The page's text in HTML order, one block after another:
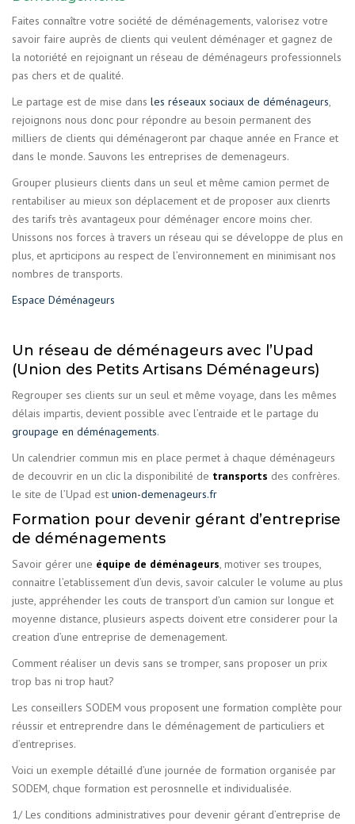
Faites connaître votre société de déménagements, valorisez votre
savoir faire auprès de clients qui veulent déménager et gagnez de
la notoriété en rejoignant un réseau de déménageurs professionnels
pas chers et de qualité.
Le partage est de mise dans les réseaux sociaux de déménageurs,
rejoignons nous donc pour répondre au besoin permanent des
milliers de clients qui déménageront par chaque année en France et
dans le monde. Sauvons les entreprises de demenageurs.
Grouper plusieurs clients dans un seul et même camion permet de
rentabiliser au mieux son déplacement et de proposer aux clienrts
des tarifs très avantageux pour déménager encore moins cher.
Unissons nos forces à travers un réseau qui se développe de plus en
plus, et aprticipons au respect de l’environnement en minimisant nos
nombres de transports.
Espace Déménageurs
Un réseau de déménageurs avec l’Upad
(Union des Petits Artisans Déménageurs)
Regrouper ses clients sur un seul et même voyage, dans les mêmes
délais impartis, devient possible avec l’entraide et le partage du
groupage en déménagements.
Un calendrier commun mis en place permet à chaque déménageurs
de decouvrir en un clic la disponibilité de transports des confrères.
le site de l’Upad est union-demenageurs.fr
Formation pour devenir gérant d’entreprise
de déménagements
Savoir gérer une équipe de déménageurs, motiver ses troupes,
connaitre l’etablissement d’un devis, savoir calculer le volume au plus
juste, appréhender les couts de transport d’un camion sur longue et
moyenne distance, plusieurs aspects doivent etre considerer pour la
creation d’une entreprise de demenagement.
Comment réaliser un devis sans se tromper, sans proposer un prix
trop bas ni trop haut?
Les conseillers SODEM vous proposent une formation complète pour
réussir et entreprendre dans le déménagement de particuliers et
d’entreprises.
Voici un exemple détaillé d’une journée de formation organisée par
SODEM, chque formation est perosnnelle et individualisée.
1/ Les conditions administratives pour devenir gérant d’entreprise de